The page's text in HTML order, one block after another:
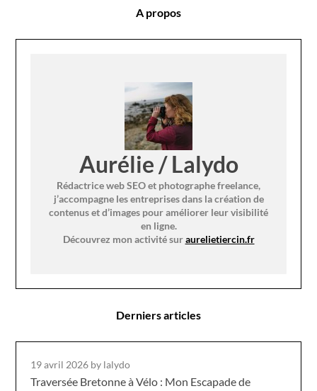
A propos
Aurélie / Lalydo
Rédactrice web SEO et photographe freelance,
j’accompagne les entreprises dans la création de
contenus et d’images pour améliorer leur visibilité
en ligne.
Découvrez mon activité suraurelietiercin.fr
Derniers articles
19 avril 2026 by lalydo
Traversée Bretonne à Vélo : Mon Escapade de